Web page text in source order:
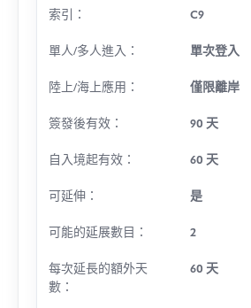
索引： C9
單人/多人進入： 單次登入
陸上/海上應用： 僅限離岸
簽發後有效： 90 天
自入境起有效： 60 天
可延伸： 是
可能的延展數目： 2
每次延長的額外天
數：
60 天